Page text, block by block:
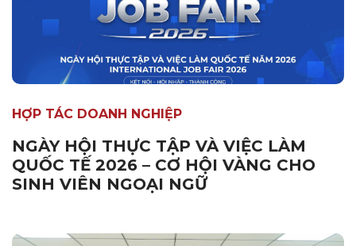
HỢP TÁC DOANH NGHIỆP
NGÀY HỘI THỰC TẬP VÀ VIỆC LÀM
QUỐC TẾ 2026 – CƠ HỘI VÀNG CHO
SINH VIÊN NGOẠI NGỮ